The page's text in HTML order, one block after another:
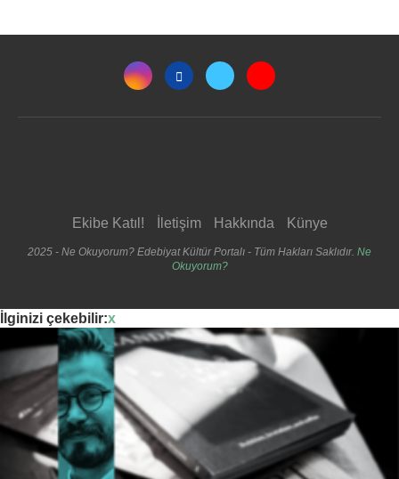
Ekibe Katıl! İletişim Hakkında Künye
2025 - Ne Okuyorum? Edebiyat Kültür Portalı - Tüm Hakları Saklıdır. Ne
Okuyorum?
İlginizi çekebilir:x